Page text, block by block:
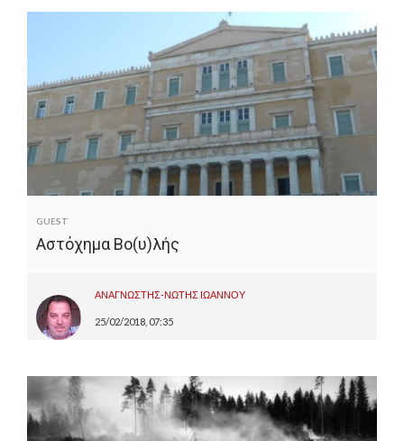
GUEST
Αστόχημα Βο(υ)λής
ΑΝΑΓΝΩΣΤΗΣ-ΝΩΤΗΣ ΙΩΑΝΝΟΥ
25/02/2018, 07:35